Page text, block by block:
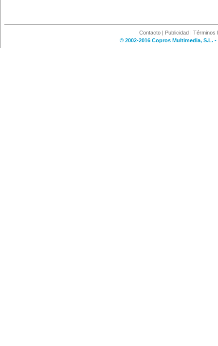
Contacto | Publicidad | Términos
© 2002-2016 Copros Multimedia, S.L.